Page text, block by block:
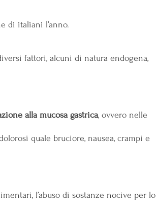
di italiani l’anno.
fattori, alcuni di natura endogena,
alla mucosa gastrica, ovvero nelle
quale bruciore, nausea, crampi e
l’abuso di sostanze nocive per lo